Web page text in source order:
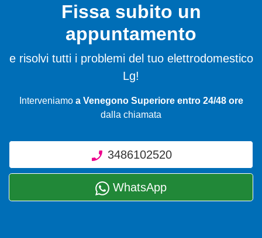
Fissa subito un
appuntamento
e risolvi tutti i problemi del tuo elettrodomestico
Lg!
Interveniamo a Venegono Superiore entro 24/48 ore
dalla chiamata
3486102520
WhatsApp